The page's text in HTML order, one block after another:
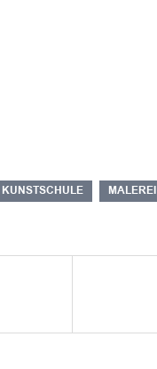
KUNSTSCHULE MALEREI